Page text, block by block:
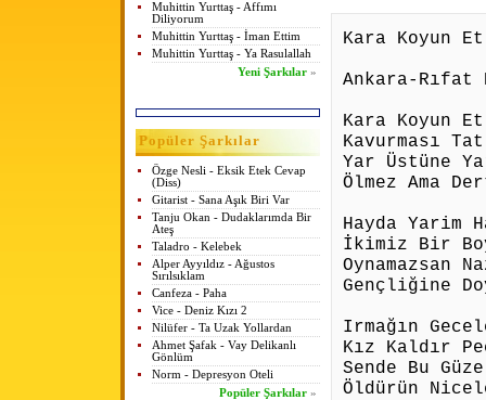
Muhittin Yurttaş - Affımı
Diliyorum
Muhittin Yurttaş - İman Ettim
Muhittin Yurttaş - Ya Rasulallah
Yeni Şarkılar »
Popüler Şarkılar
Özge Nesli - Eksik Etek Cevap
(Diss)
Gitarist - Sana Aşık Biri Var
Tanju Okan - Dudaklarımda Bir
Ateş
Taladro - Kelebek
Alper Ayyıldız - Ağustos
Sırılsıklam
Canfeza - Paha
Vice - Deniz Kızı 2
Nilüfer - Ta Uzak Yollardan
Ahmet Şafak - Vay Delikanlı
Gönlüm
Norm - Depresyon Oteli
Popüler Şarkılar »
Kara Koyun
Ankara-Rıfat
Kara Koyun
Kavurması
Yar Üstüne
Ölmez Ama
Hayda Yarim
İkimiz Bir
Oynamazsan
Gençliğine
Irmağın
Kız Kaldır
Sende Bu
Öldürün